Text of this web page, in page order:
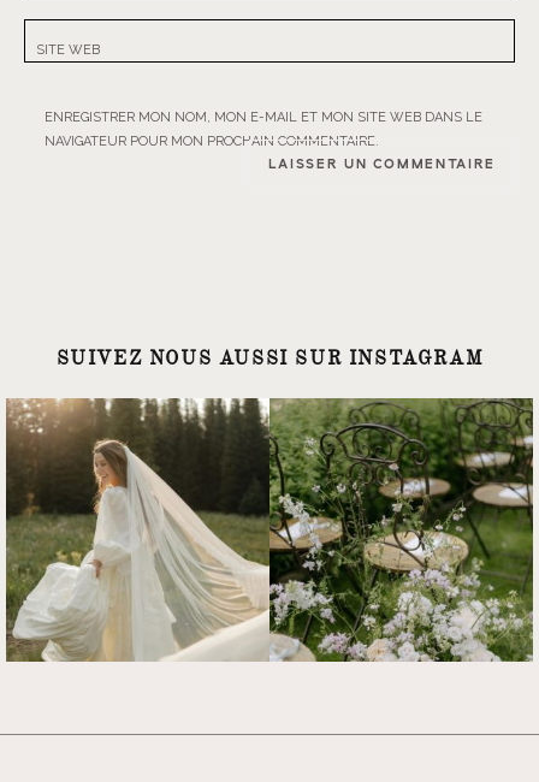
SITE WEB
ENREGISTRER MON NOM, MON E-MAIL ET MON SITE WEB DANS LE
NAVIGATEUR POUR MON PROCHAIN COMMENTAIRE.
SUIVEZ NOUS AUSSI SUR INSTAGRAM